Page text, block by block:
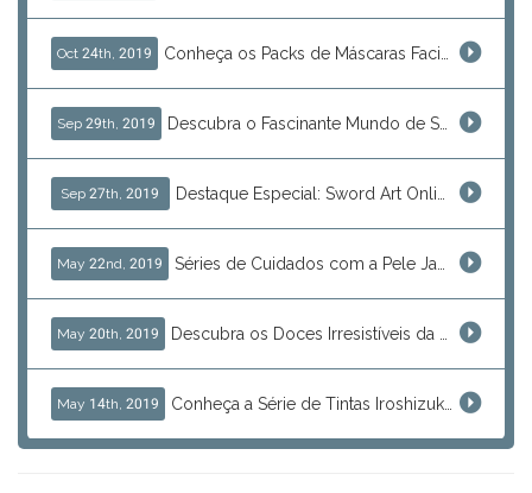
Oct 24th, 2019
Sep 29th, 2019
Sep 27th, 2019
May 22nd, 2019
May 20th, 2019
May 14th, 2019